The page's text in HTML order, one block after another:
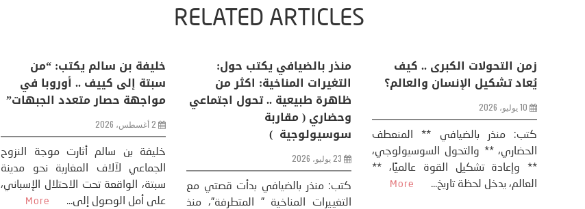
RELATED ARTICLES
منذر بالضيافي يكتب حول:
التغيرات المناخية: اكثر من
ظاهرة طبيعية .. تحول اجتماعي
وحضاري ( مقاربة
سوسيولوجية )
23 يوليو، 2026
كتب: منذر بالضيافي بدأت قصتي مع
التغييرات المناخية ” المتطرفة”، منذ
زمن التحولات الكبرى .. كيف
يُعاد تشكيل الإنسان والعالم؟
10 يوليو، 2026
كتب: منذر بالضيافي ** المنعطف
** وإعادة تشكيل القوة عالميًا، **
العالم، يدخل لحظة تاريخ...
More
تحليل اخباري/ أمريكا وايران:
عودة الحرب .. و “هرمز” مربط
الفرس
8 يوليو، 2026
تحليل – منذر بالضيافي عاد الرئيس
الأمريكي دونالد ترامب إلى قصف
ايران، وذلك ردا على ما اعتبره الرئيس